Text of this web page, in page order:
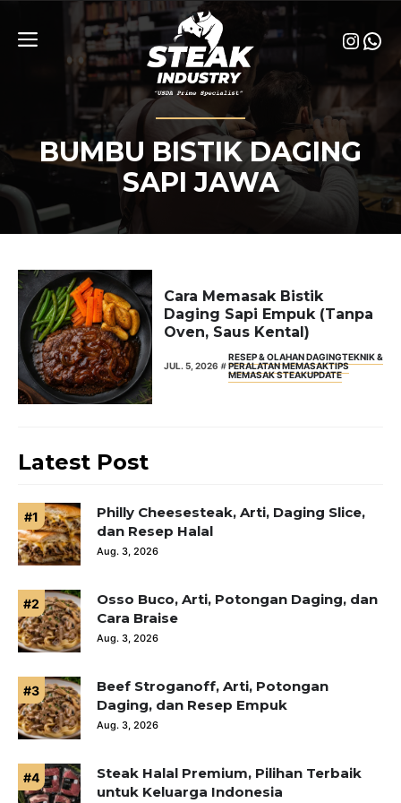
Menu
BUMBU BISTIK DAGING
SAPI JAWA
Cara Memasak Bistik
Daging Sapi Empuk (Tanpa
Oven, Saus Kental)
JUL. 5, 2026
RESEP & OLAHAN DAGINGTEKNIK &
PERALATAN MEMASAKTIPS
MEMASAK STEAKUPDATE
Latest Post
Philly Cheesesteak, Arti, Daging Slice,
dan Resep Halal
Aug. 3, 2026
Osso Buco, Arti, Potongan Daging, dan
Cara Braise
Aug. 3, 2026
Beef Stroganoff, Arti, Potongan
Daging, dan Resep Empuk
Aug. 3, 2026
Steak Halal Premium, Pilihan Terbaik
untuk Keluarga Indonesia